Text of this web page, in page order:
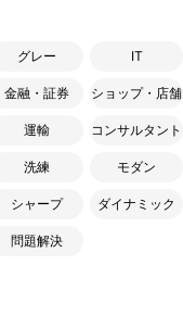
グレー IT
金融・証券 ショップ・店舗
運輸 コンサルタント
洗練 モダン
シャープ ダイナミック
問題解決